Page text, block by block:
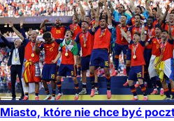
Miasto, które nie chce być